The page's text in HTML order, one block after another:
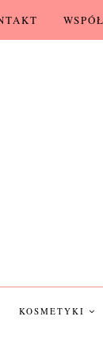
KOSMETYKI